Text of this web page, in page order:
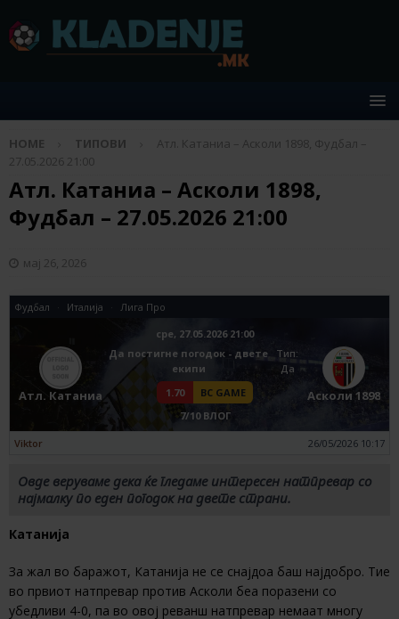
HOME ТИПОВИ
Атл. Катаниа – Асколи 1898, Фудбал –
27.05.2026 21:00
Атл. Катаниа – Асколи 1898,
Фудбал – 27.05.2026 21:00
мај 26, 2026
Фудбал Италија Лига Про
Атл. Катаниа
сре, 27.05.2026 21:00
Да постигне погодок - двете
екипи
Tип:
Да
1.70
BC GAME
7/10 ВЛОГ
Асколи 1898
Viktor 26/05/2026 10:17
Овде веруваме дека ќе гледаме интересен натпревар со
најмалку по еден погодок на двете страни.
Катанија
За жал во баражот, Катанија не се снајдоа баш најдобро. Тие
во првиот натпревар против Асколи беа поразени со
убедливи 4-0, па во овој реванш натпревар немаат многу